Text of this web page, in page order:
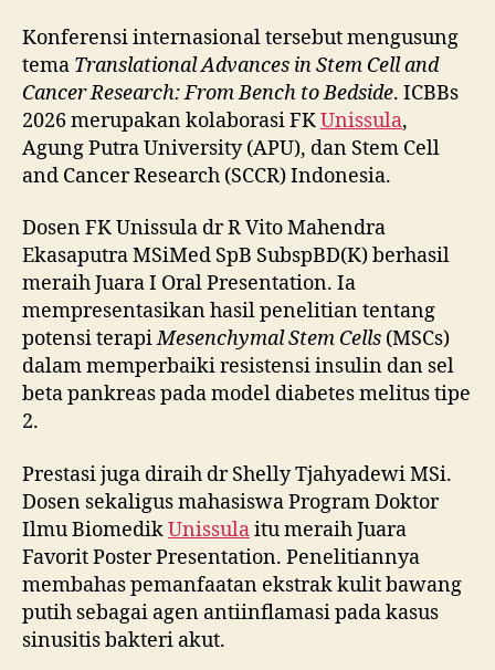
Konferensi internasional tersebut mengusung
tema Translational Advances in Stem Cell and
Cancer Research: From Bench to Bedside. ICBBs
2026 merupakan kolaborasi FKUnissula,
Agung Putra University (APU), dan Stem Cell
and Cancer Research (SCCR) Indonesia.
Dosen FK Unissula dr R Vito Mahendra
Ekasaputra MSiMed SpB SubspBD(K) berhasil
meraih Juara I Oral Presentation. Ia
mempresentasikan hasil penelitian tentang
potensi terapiMesenchymal Stem Cells (MSCs)
dalam memperbaiki resistensi insulin dan sel
beta pankreas pada model diabetes melitus tipe
2.
Prestasi juga diraih dr Shelly Tjahyadewi MSi.
Dosen sekaligus mahasiswa Program Doktor
Ilmu BiomedikUnissulaitu meraih Juara
Favorit Poster Presentation. Penelitiannya
membahas pemanfaatan ekstrak kulit bawang
putih sebagai agen antiinflamasi pada kasus
sinusitis bakteri akut.